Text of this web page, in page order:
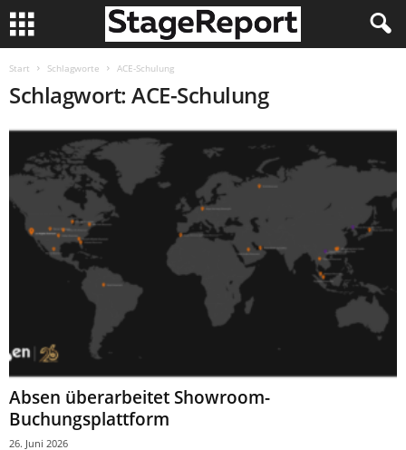
Start Schlagworte ACE-Schulung
Schlagwort: ACE-Schulung
Absen überarbeitet Showroom-
Buchungsplattform
26. Juni 2026